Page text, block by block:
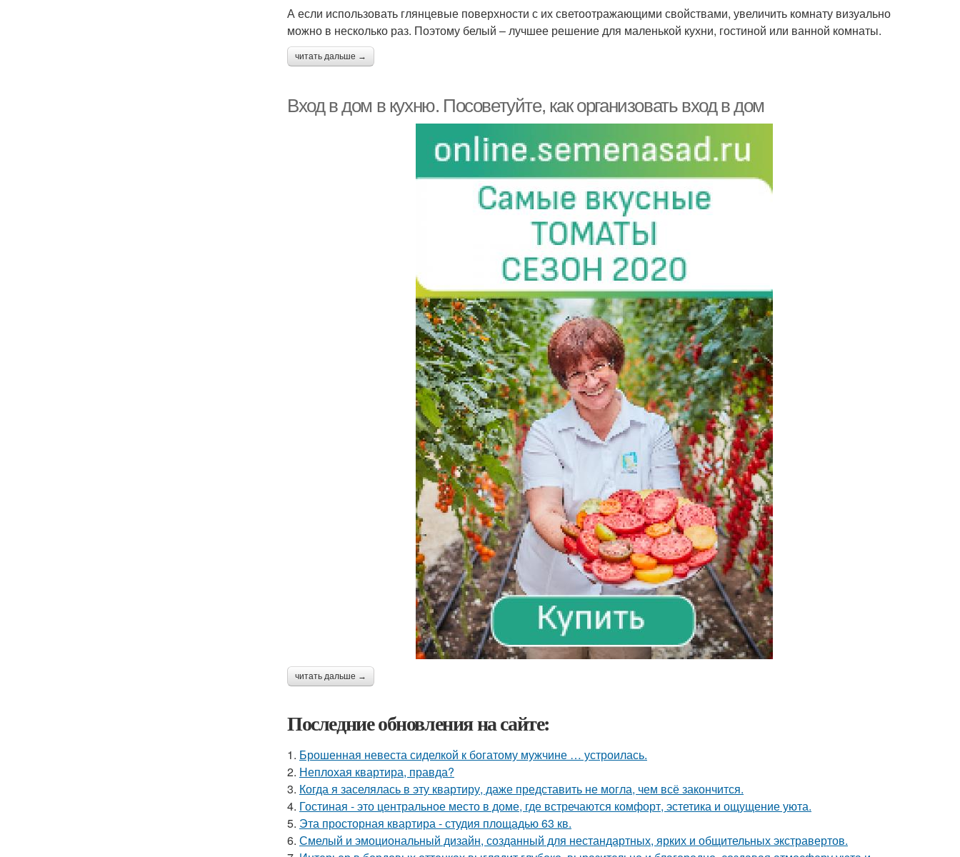
А если использовать глянцевые поверхности с их светоотражающими свойствами, увеличить комнату визуально
можно в несколько раз. Поэтому белый – лучшее решение для маленькой кухни, гостиной или ванной комнаты.
читать дальше →
Вход в дом в кухню. Посоветуйте, как организовать вход в дом
читать дальше →
Последние обновления на сайте:
1. Брошенная невеста сиделкой к богатому мужчине … устроилась.
2. Неплохая квартира, правда?
3. Когда я заселялась в эту квартиру, даже представить не могла, чем всё закончится.
4. Гостиная - это центральное место в доме, где встречаются комфорт, эстетика и ощущение уюта.
5. Эта просторная квартира - студия площадью 63 кв.
6. Смелый и эмоциональный дизайн, созданный для нестандартных, ярких и общительных экстравертов.